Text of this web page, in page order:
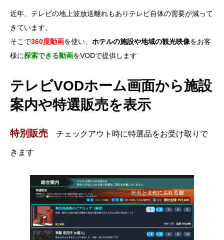
近年、テレビの地上波放送離れもありテレビ自体の需要が減って
きています。
そこで360度動画を使い、 ホテルの施設や地域の観光映像をお客
様に探索できる動画をVODで提供します
テレビVODホーム画面から施設
案内や特選販売を表示
特別販売 チェックアウト時に特選品をお受け取りで
きます